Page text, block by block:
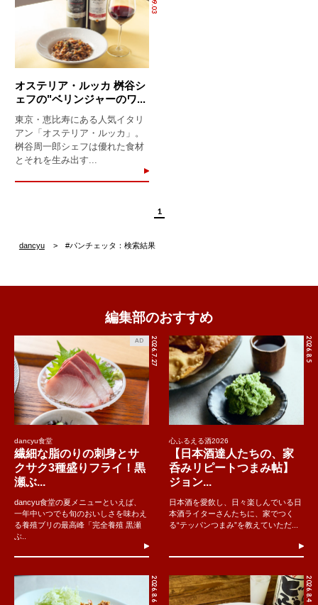
オステリア・ルッカ 桝谷シ
ェフの"ベリンジャーのワ...
東京・恵比寿にある人気イタリ
アン「オステリア・ルッカ」。
桝谷周一郎シェフは優れた食材
とそれを生み出す...
1
dancyu #パンチェッタ：検索結果
編集部のおすすめ
2026.7.27
AD
dancyu食堂
繊細な脂のりの刺身とサ
クサク3種盛りフライ！黒
瀬ぶ...
dancyu食堂の夏メニューといえば、
一年中いつでも旬のおいしさを味わえ
る養殖ブリの最高峰「完全養殖 黒瀬
ぶ..
2026.8.5
心ふるえる酒2026
【日本酒達人たちの、家
呑みリピートつまみ帖】
ジョン...
日本酒を愛飲し、日々楽しんでいる日
本酒ライターさんたちに、家でつく
る“テッパンつまみ”を教えていただ...
2026.8.6 2026.8.4